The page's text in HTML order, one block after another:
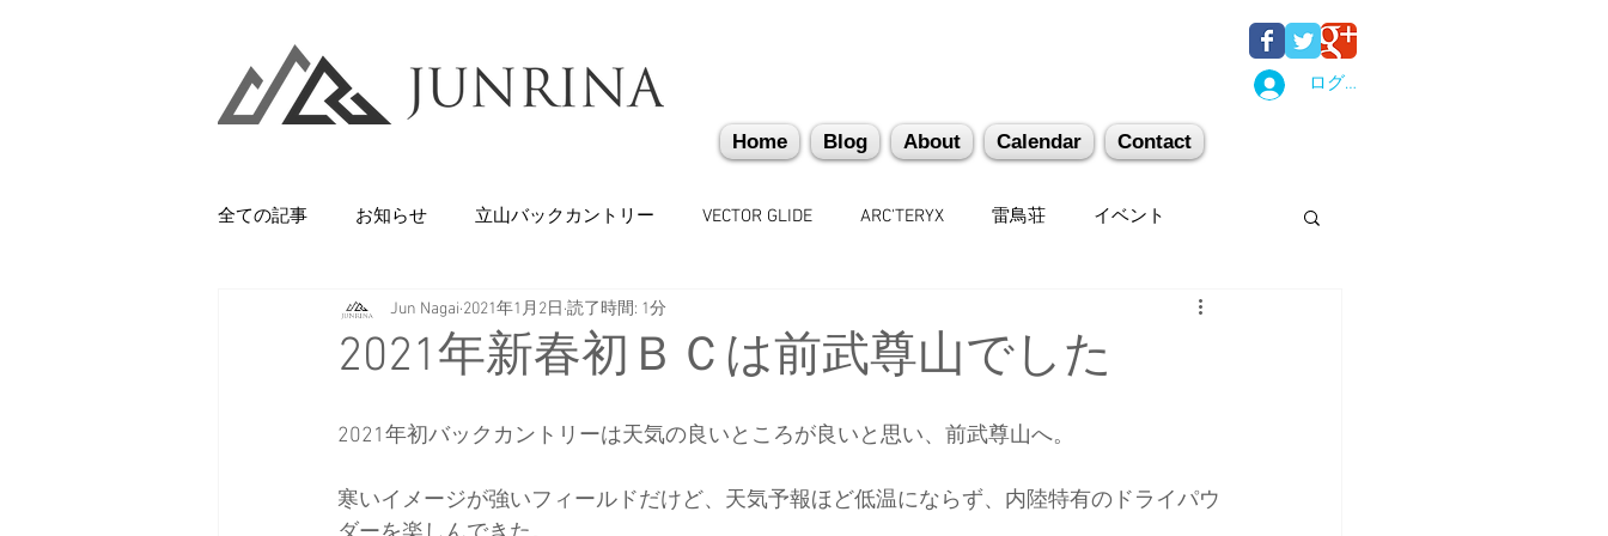
ログイン
Home Blog About Calendar Contact
全ての記事 お知らせ 立山バックカントリー VECTOR GLIDE ARC'TERYX 雷鳥荘 イベント
Backcountry 八甲田山 かぐらバックカントリー
剱岳・立山連峰 西上州の山々 日本雪崩ネットワーク 雪崩業務従事者 かぐらスキー場 スキー
2021年新春初ＢＣは前武尊山でした
Jun Nagai 2021年1月2日 読了時間: 1分
2021年初バックカントリーは天気の良いところが良いと思い、前武尊山へ。
寒いイメージが強いフィールドだけど、天気予報ほど低温にならず、内陸特有のドライパウ